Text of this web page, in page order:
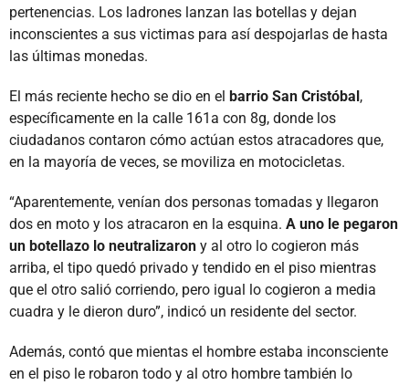
pertenencias. Los ladrones lanzan las botellas y dejan
inconscientes a sus victimas para así despojarlas de hasta
las últimas monedas.
El más reciente hecho se dio en el barrio San Cristóbal,
específicamente en la calle 161a con 8g, donde los
ciudadanos contaron cómo actúan estos atracadores que,
en la mayoría de veces, se moviliza en motocicletas.
“Aparentemente, venían dos personas tomadas y llegaron
dos en moto y los atracaron en la esquina. A uno le pegaron
un botellazo lo neutralizaron y al otro lo cogieron más
arriba, el tipo quedó privado y tendido en el piso mientras
que el otro salió corriendo, pero igual lo cogieron a media
cuadra y le dieron duro”, indicó un residente del sector.
Además, contó que mientas el hombre estaba inconsciente
en el piso le robaron todo y al otro hombre también lo